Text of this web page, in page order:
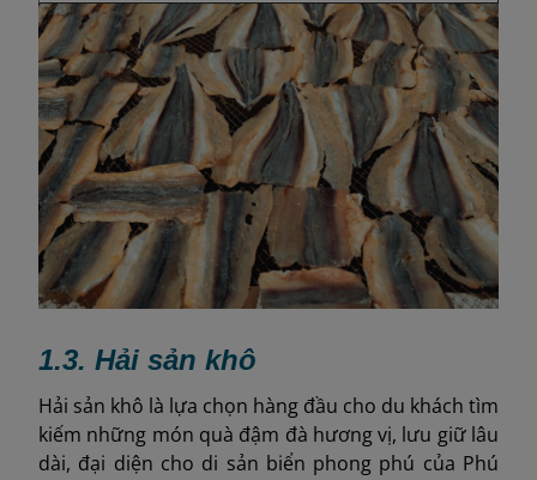
1.3. Hải sản khô
Hải sản khô là lựa chọn hàng đầu cho du khách tìm
kiếm những món quà đậm đà hương vị, lưu giữ lâu
dài, đại diện cho di sản biển phong phú của Phú